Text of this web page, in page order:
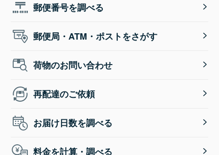
郵便番号を調べる
郵便局・ATM・ポストをさがす
荷物のお問い合わせ
再配達のご依頼
お届け日数を調べる
料金を計算・調べる